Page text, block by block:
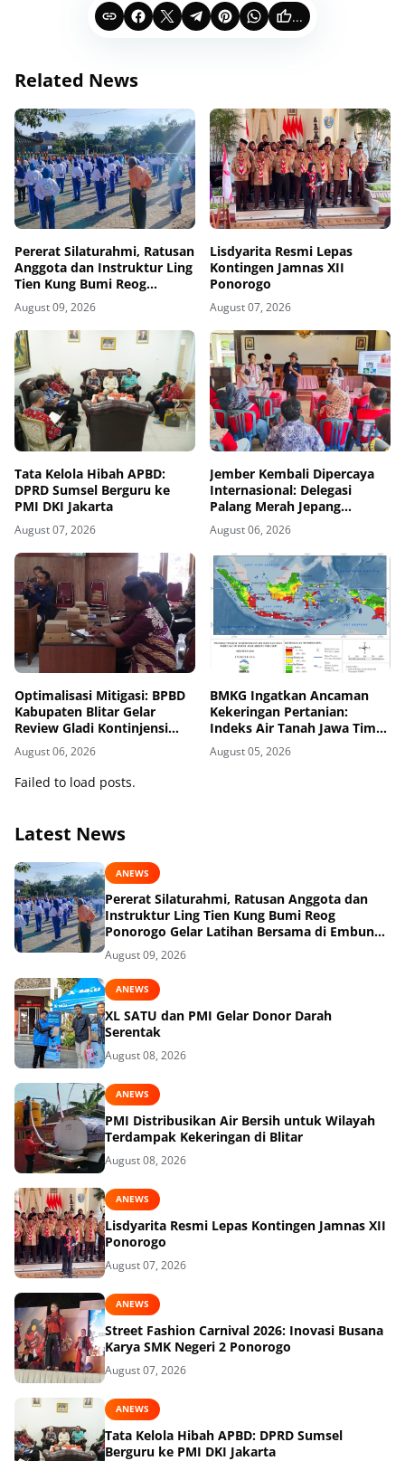
...
Related News
Pererat Silaturahmi, Ratusan
Anggota dan Instruktur Ling
Tien Kung Bumi Reog
Ponorogo Gelar Latihan
Bersama di Embung Pakel
August 09, 2026
Lisdyarita Resmi Lepas
Kontingen Jamnas XII
Ponorogo
August 07, 2026
Tata Kelola Hibah APBD:
DPRD Sumsel Berguru ke
PMI DKI Jakarta
August 07, 2026
Jember Kembali Dipercaya
Internasional: Delegasi
Palang Merah Jepang
Perkuat Kesiapsiagaan
Bencana di Kawasan Pesisir
dan Sekolah
August 06, 2026
Optimalisasi Mitigasi: BPBD
Kabupaten Blitar Gelar
Review Gladi Kontinjensi
Erupsi Gunung Kelud
August 06, 2026
BMKG Ingatkan Ancaman
Kekeringan Pertanian:
Indeks Air Tanah Jawa Timur
Agustus 2026 Masuk
Kategori Kurang
August 05, 2026
Failed to load posts.
Latest News
ANEWS
Pererat Silaturahmi, Ratusan Anggota dan
Instruktur Ling Tien Kung Bumi Reog
Ponorogo Gelar Latihan Bersama di Embung
Pakel
August 09, 2026
ANEWS
XL SATU dan PMI Gelar Donor Darah
Serentak
August 08, 2026
ANEWS
PMI Distribusikan Air Bersih untuk Wilayah
Terdampak Kekeringan di Blitar
August 08, 2026
ANEWS
Lisdyarita Resmi Lepas Kontingen Jamnas XII
Ponorogo
August 07, 2026
ANEWS
Street Fashion Carnival 2026: Inovasi Busana
Karya SMK Negeri 2 Ponorogo
August 07, 2026
ANEWS
Tata Kelola Hibah APBD: DPRD Sumsel
Berguru ke PMI DKI Jakarta